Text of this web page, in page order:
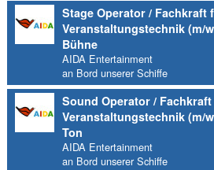
Stage Operator / Fachkraft
Veranstaltungstechnik (m/
Bühne
AIDA Entertainment
an Bord unserer Schiffe
Sound Operator /
Veranstaltungstechnik (m/
Ton
AIDA Entertainment
an Bord unserer Schiffe